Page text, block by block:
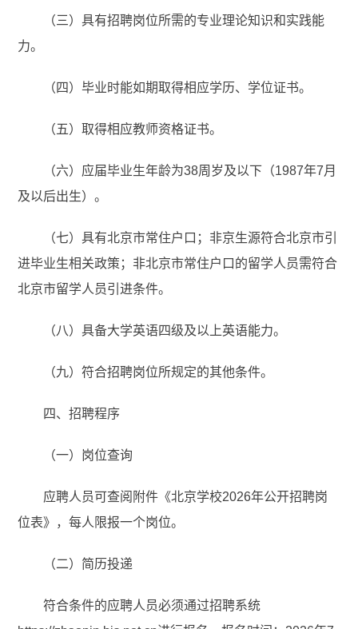
（三）具有招聘岗位所需的专业理论知识和实践能
力。
（四）毕业时能如期取得相应学历、学位证书。
（五）取得相应教师资格证书。
（六）应届毕业生年龄为38周岁及以下（1987年7月
及以后出生）。
（七）具有北京市常住户口；非京生源符合北京市引
进毕业生相关政策；非北京市常住户口的留学人员需符合
北京市留学人员引进条件。
（八）具备大学英语四级及以上英语能力。
（九）符合招聘岗位所规定的其他条件。
四、招聘程序
（一）岗位查询
应聘人员可查阅附件《北京学校2026年公开招聘岗
位表》，每人限报一个岗位。
（二）简历投递
符合条件的应聘人员必须通过招聘系统